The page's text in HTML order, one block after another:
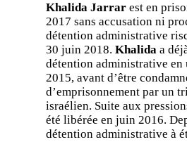
Khalida Jarrar est en
2017 sans accusation ni
détention administrative
30 juin 2018. Khalida a
détention administrative en
2015, avant d’être
d’emprisonnement par un
israélien. Suite aux
été libérée en juin 2016.
détention administrative à